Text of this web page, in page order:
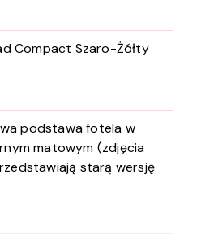
Compact Szaro-Żółty
podstawa fotela w
matowym (zdjęcia
starą wersję